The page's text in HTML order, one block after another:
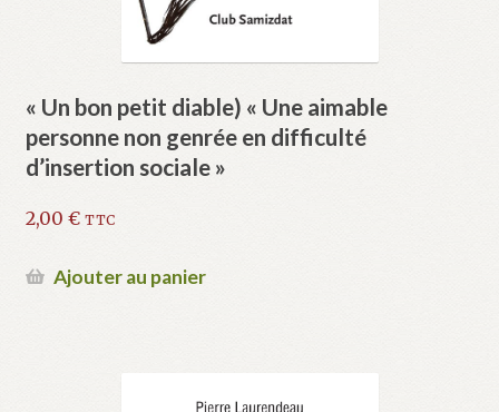
« Un bon petit diable) « Une aimable
personne non genrée en difficulté
d’insertion sociale »
2,00 € TTC
Ajouter au panier